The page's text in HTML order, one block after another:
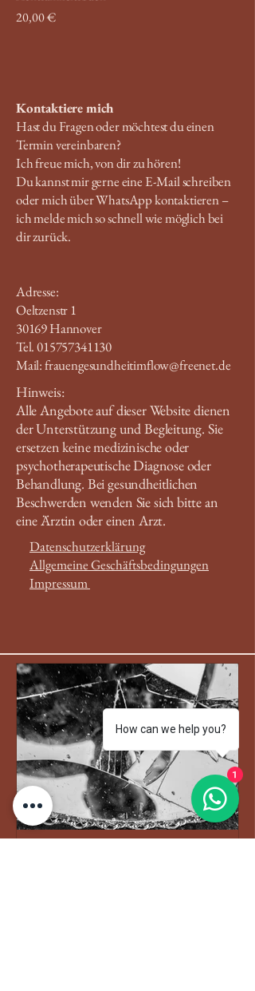
Preis
20,00 €
Kontaktiere mich
Hast du Fragen oder möchtest du einen
Termin vereinbaren?
Ich freue mich, von dir zu hören!
Du kannst mir gerne eine E-Mail schreiben
oder mich über WhatsApp kontaktieren –
ich melde mich so schnell wie möglich bei
dir zurück.
Adresse:
Oeltzenstr 1
30169 Hannover
Tel. 015757341130
Mail:frauengesundheitimflow@freenet.de
Hinweis:
Alle Angebote auf dieser Website dienen
der Unterstützung und Begleitung. Sie
ersetzen keine medizinische oder
psychotherapeutische Diagnose oder
Behandlung. Bei gesundheitlichen
Beschwerden wenden Sie sich bitte an
eine Ärztin oder einen Arzt.
Datenschutzerklärung
Allgemeine Geschäftsbedingungen
Impressum
How can we help you?
1